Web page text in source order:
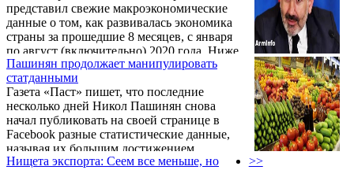
представил свежие макроэкономические
данные о том, как развивалась экономика
страны за прошедшие 8 месяцев, с января
по август (включительно) 2020 года. Ниже
мы узнаем, какой вклад в общую
макроэкономическую картину внес август.
Пашинян продолжает манипулировать
статданными
Газета «Паст» пишет, что последние
несколько дней Никол Пашинян снова
начал публиковать на своей странице в
Facebook разные статистические данные,
называя их большим достижением.
Последняя публикация касалась 256% роста
Нищета экспорта: Сеем все меньше, но
>>